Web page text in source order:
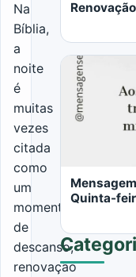
Na
Bíblia,
a
noite
é
muitas
vezes
citada
como
um
momento
de
descanso,
renovação
Quinta-